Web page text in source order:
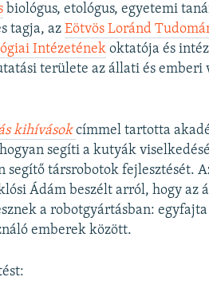
biológus, etológus, egyetemi
tagja, azEötvös Loránd
Intézetének oktatója és
területe az állati és emberi
kihívásokcímmel tartotta
segíti a kutyák
társrobotok fejlesztését.
Ádám beszélt arról, hogy az
a robotgyártásban:
emberek között.